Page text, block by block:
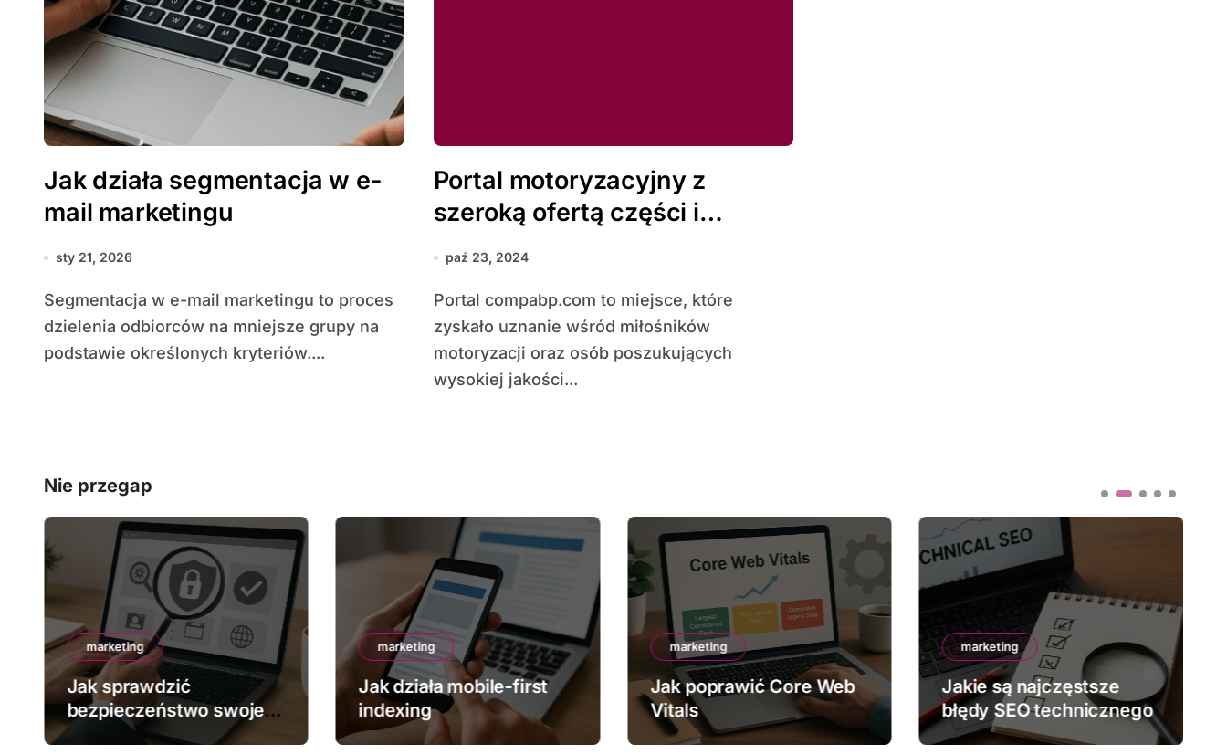
Jak działa segmentacja w e-
mail marketingu
sty 21, 2026
Segmentacja w e-mail marketingu to proces
dzielenia odbiorców na mniejsze grupy na
podstawie określonych kryteriów....
Portal motoryzacyjny z
szeroką ofertą części i
akcesoriów samochodowych
paź 23, 2024
Portal compabp.com to miejsce, które
zyskało uznanie wśród miłośników
motoryzacji oraz osób poszukujących
wysokiej jakości...
Nie przegap
marketing
Jak sprawdzić
bezpieczeństwo swojej
strony
marketing
Jak działa mobile-first
indexing
marketing
Jak poprawić Core Web
Vitals
marketing
Jakie są najczęstsze
błędy SEO technicznego